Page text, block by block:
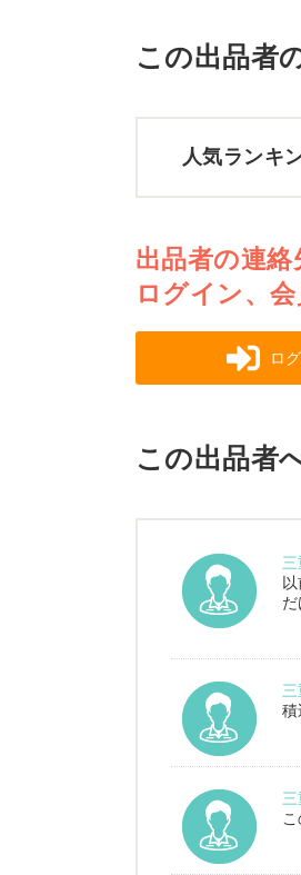
この出品者
人気ランキ
出品者の連
ログイン、会
ロ
この出品者
積